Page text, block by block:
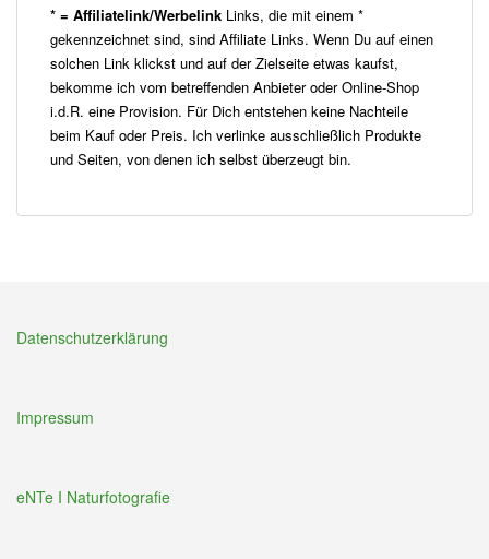
* = Affiliatelink/Werbelink Links, die mit einem *
gekennzeichnet sind, sind Affiliate Links. Wenn Du auf einen
solchen Link klickst und auf der Zielseite etwas kaufst,
bekomme ich vom betreffenden Anbieter oder Online-Shop
i.d.R. eine Provision. Für Dich entstehen keine Nachteile
beim Kauf oder Preis. Ich verlinke ausschließlich Produkte
und Seiten, von denen ich selbst überzeugt bin.
Datenschutzerklärung
Impressum
eNTe I Naturfotografie